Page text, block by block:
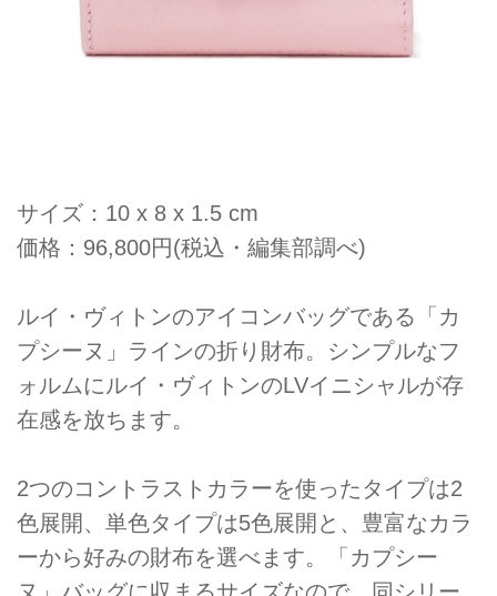
サイズ：10 x 8 x 1.5 cm
価格：96,800円(税込・編集部調べ)
ルイ・ヴィトンのアイコンバッグである「カ
プシーヌ」ラインの折り財布。シンプルなフ
ォルムにルイ・ヴィトンのLVイニシャルが存
在感を放ちます。
2つのコントラストカラーを使ったタイプは2
色展開、単色タイプは5色展開と、豊富なカラ
ーから好みの財布を選べます。「カプシー